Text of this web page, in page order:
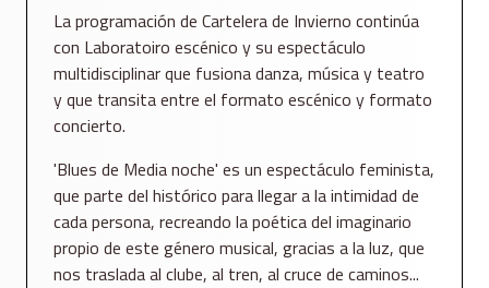
La programación de Cartelera de Invierno continúa
con Laboratoiro escénico y su espectáculo
multidisciplinar que fusiona danza, música y teatro
y que transita entre el formato escénico y formato
concierto.
'Blues de Media noche' es un espectáculo feminista,
que parte del histórico para llegar a la intimidad de
cada persona, recreando la poética del imaginario
propio de este género musical, gracias a la luz, que
nos traslada al clube, al tren, al cruce de caminos...